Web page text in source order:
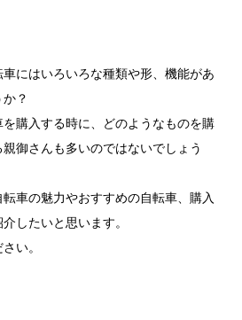
にはいろいろな種類や形、機能があ
？
購入する時に、どのようなものを購
御さんも多いのではないでしょう
車の魅力やおすすめの自転車、購入
したいと思います。
い。